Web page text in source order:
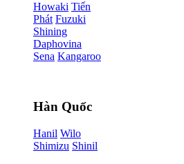
Howaki Tiến
Phát Fuzuki
Shining
Daphovina
Sena Kangaroo
Hàn Quốc
Hanil Wilo
Shimizu Shinil